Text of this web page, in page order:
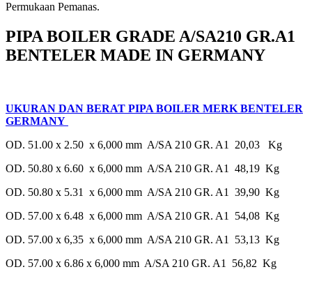
Permukaan Pemanas.
PIPA BOILER GRADE A/SA210 GR.A1
BENTELER MADE IN GERMANY
UKURAN DAN BERAT PIPA BOILER MERK BENTELER
GERMANY
OD. 51.00 x 2.50 x 6,000 mm A/SA 210 GR. A1 20,03 Kg
OD. 50.80 x 6.60 x 6,000 mm A/SA 210 GR. A1 48,19 Kg
OD. 50.80 x 5.31 x 6,000 mm A/SA 210 GR. A1 39,90 Kg
OD. 57.00 x 6.48 x 6,000 mm A/SA 210 GR. A1 54,08 Kg
OD. 57.00 x 6,35 x 6,000 mm A/SA 210 GR. A1 53,13 Kg
OD. 57.00 x 6.86 x 6,000 mm A/SA 210 GR. A1 56,82 Kg